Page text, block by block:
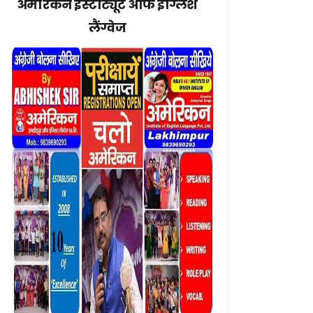
अमेरिकन इंस्टीट्यूट ऑफ इंग्लिश
लैंग्वेज